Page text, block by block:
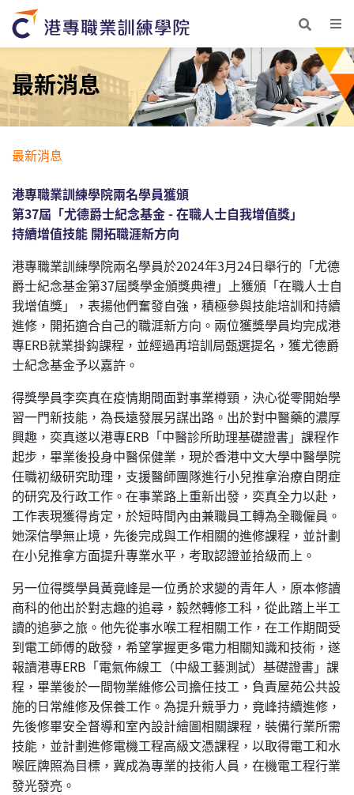
最新消息
最新消息
港專職業訓練學院兩名學員獲頒
第37屆「尤德爵士紀念基金 - 在職人士自我增值獎」
持續增值技能 開拓職涯新方向
港專職業訓練學院兩名學員於2024年3月24日舉行的「尤德
爵士紀念基金第37屆獎學金頒獎典禮」上獲頒「在職人士自
我增值獎」，表揚他們奮發自強，積極參與技能培訓和持續
進修，開拓適合自己的職涯新方向。兩位獲獎學員均完成港
專ERB就業掛鈎課程，並經過再培訓局甄選提名，獲尤德爵
士紀念基金予以嘉許。
得獎學員李奕真在疫情期間面對事業樽頸，決心從零開始學
習一門新技能，為長遠發展另謀出路。出於對中醫藥的濃厚
興趣，奕真遂以港專ERB「中醫診所助理基礎證書」課程作
起步，畢業後投身中醫保健業，現於香港中文大學中醫學院
任職初級研究助理，支援醫師團隊進行小兒推拿治療自閉症
的研究及行政工作。在事業路上重新出發，奕真全力以赴，
工作表現獲得肯定，於短時間內由兼職員工轉為全職僱員。
她深信學無止境，先後完成與工作相關的進修課程，並計劃
在小兒推拿方面提升專業水平，考取認證並拾級而上。
另一位得獎學員黃竟峰是一位勇於求變的青年人，原本修讀
商科的他出於對志趣的追尋，毅然轉修工科，從此踏上半工
讀的追夢之旅。他先從事水喉工程相關工作，在工作期間受
到電工師傅的啟發，希望掌握更多電力相關知識和技術，遂
報讀港專ERB「電氣佈線工（中級工藝測試）基礎證書」課
程，畢業後於一間物業維修公司擔任技工，負責屋苑公共設
施的日常維修及保養工作。為提升競爭力，竟峰持續進修，
先後修畢安全督導和室內設計繪圖相關課程，裝備行業所需
技能，並計劃進修電機工程高級文憑課程，以取得電工和水
喉匠牌照為目標，冀成為專業的技術人員，在機電工程行業
發光發亮。